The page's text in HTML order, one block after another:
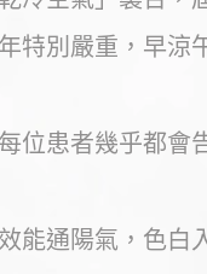
特別嚴重，早涼
位患者幾乎都會
能通陽氣，色白